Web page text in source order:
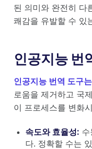
된 의미와 완전히 다
쾌감을 유발할 수 있
인공지능 번
인공지능 번역 도구는
로움을 제거하고 국
이 프로세스를 변화
속도와 효율성:
다. 정확할 수는